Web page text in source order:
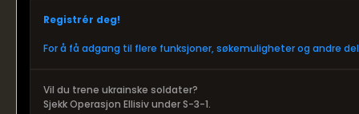
Registrér deg!
For å få adgang til flere funksjoner, søkemuligheter og andre
Vil du trene ukrainske soldater?
Sjekk Operasjon Ellisiv under S-3-1.